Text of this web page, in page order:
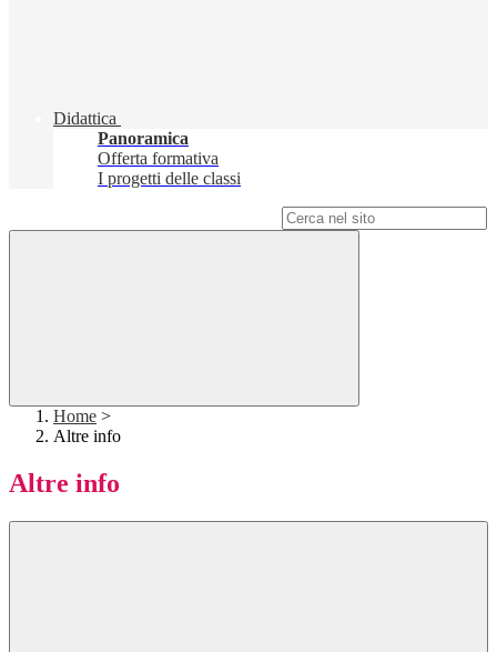
Didattica
Panoramica
Offerta formativa
I progetti delle classi
Home >
Altre info
Altre info